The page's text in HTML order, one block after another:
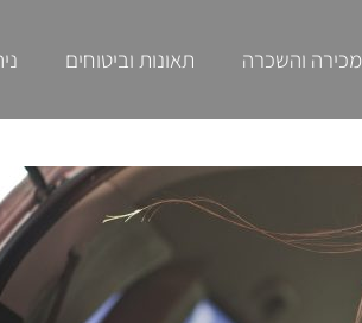
מכירה והשכרה תאונות וביטוחים